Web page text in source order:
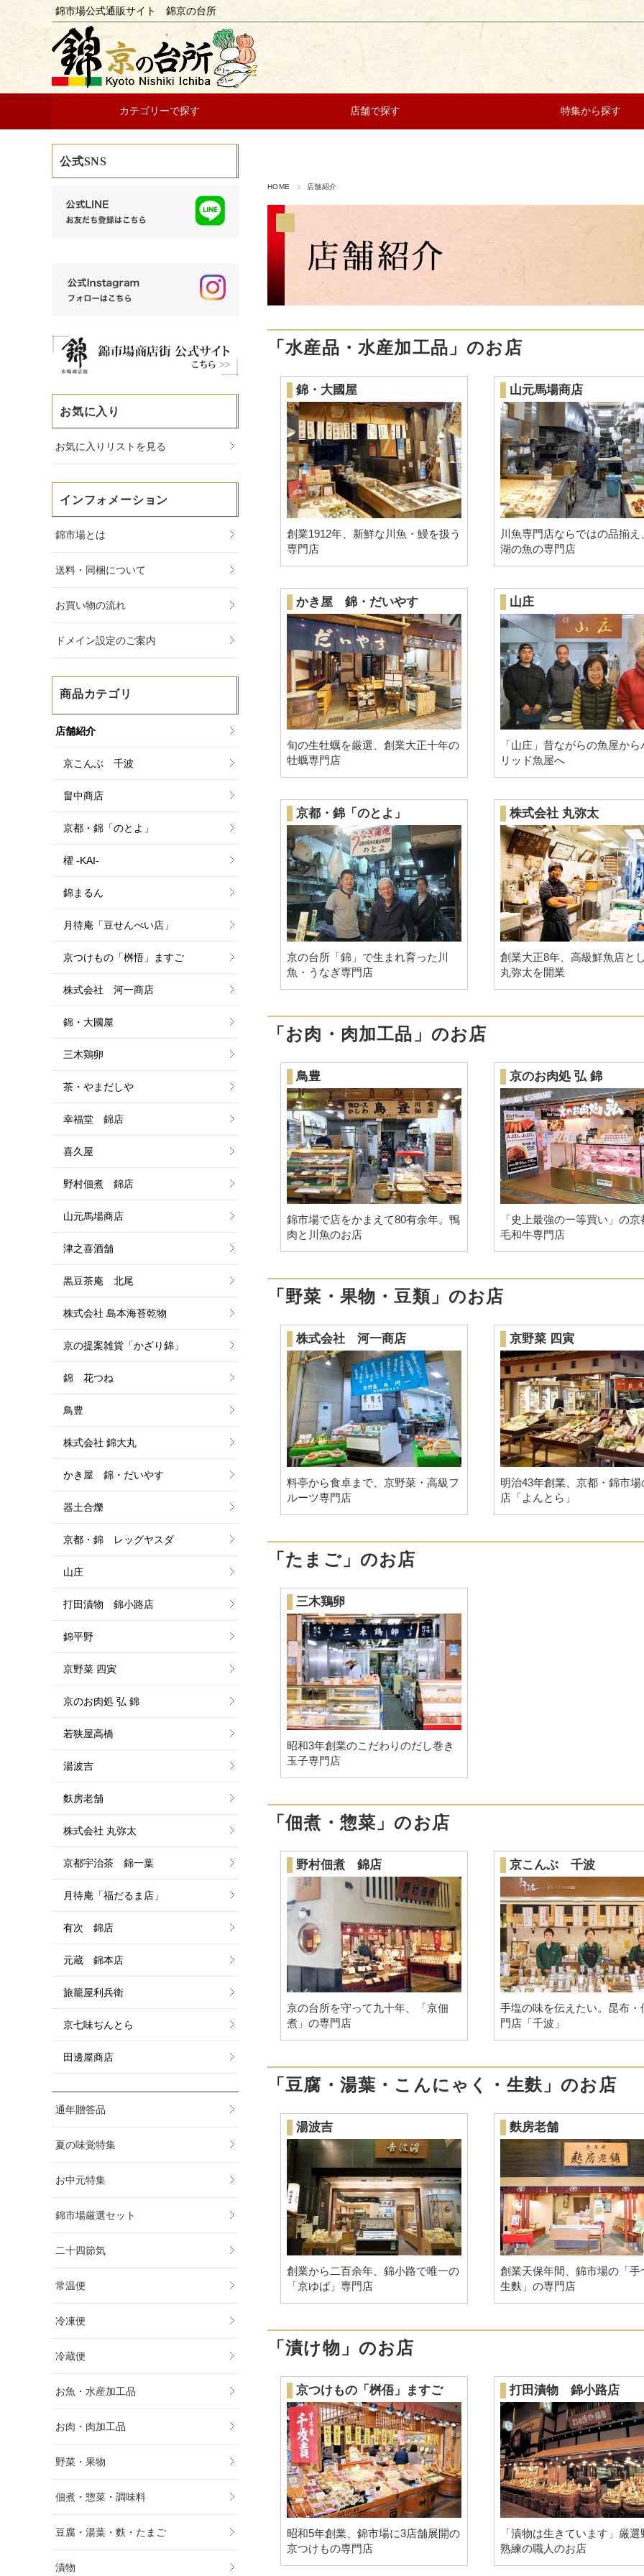
錦市場公式通販サイト 錦京の台所
カテゴリーで探す 店舗で探す 特集から探す
HOME 店舗紹介
「水産品・水産加工品」のお店
錦・大國屋
創業1912年、新鮮な川魚・鰻を扱う
専門店
山元馬場商店
川魚専門店ならではの品揃え
湖の魚の専門店
かき屋 錦・だいやす
旬の生牡蠣を厳選、創業大正十年の
牡蠣専門店
山庄
「山庄」昔ながらの魚屋か
リッド魚屋へ
京都・錦「のとよ」
京の台所「錦」で生まれ育った川
魚・うなぎ専門店
株式会社 丸弥太
創業大正8年、高級鮮魚店と
丸弥太を開業
「お肉・肉加工品」のお店
鳥豊
錦市場で店をかまえて80有余年。鴨
肉と川魚のお店
京のお肉処 弘 錦
「史上最強の一等買い」の
毛和牛専門店
「野菜・果物・豆類」のお店
株式会社 河一商店
料亭から食卓まで、京野菜・高級フ
ルーツ専門店
京野菜 四寅
明治43年創業、京都・錦市場
店「よんとら」
「たまご」のお店
三木鶏卵
昭和3年創業のこだわりのだし巻き
玉子専門店
「佃煮・惣菜」のお店
野村佃煮 錦店
京の台所を守って九十年、「京佃
煮」の専門店
京こんぶ 千波
手塩の味を伝えたい。昆布・
門店「千波」
「豆腐・湯葉・こんにゃく・生麩」のお店
湯波吉
創業から二百余年、錦小路で唯一の
「京ゆば」専門店
麩房老舗
創業天保年間、錦市場の「手
生麩」の専門店
「漬け物」のお店
京つけもの「桝俉」ますご
昭和5年創業、錦市場に3店舗展開の
京つけもの専門店
打田漬物 錦小路店
「漬物は生きています」厳
熟練の職人のお店
公式SNS
お気に入り
お気に入りリストを見る
インフォメーション
錦市場とは
送料・同梱について
お買い物の流れ
ドメイン設定のご案内
商品カテゴリ
店舗紹介
京こんぶ 千波
畠中商店
京都・錦「のとよ」
櫂 -KAI-
錦まるん
月待庵「豆せんべい店」
京つけもの「桝悟」ますご
株式会社 河一商店
錦・大國屋
三木鶏卵
茶・やまだしや
幸福堂 錦店
喜久屋
野村佃煮 錦店
山元馬場商店
津之喜酒舗
黒豆茶庵 北尾
株式会社 島本海苔乾物
京の提案雑貨「かざり錦」
錦 花つね
鳥豊
株式会社 錦大丸
かき屋 錦・だいやす
器土合爍
京都・錦 レッグヤスダ
山庄
打田漬物 錦小路店
錦平野
京野菜 四寅
京のお肉処 弘 錦
若狭屋高橋
湯波吉
麩房老舗
株式会社 丸弥太
京都宇治茶 錦一葉
月待庵「福だるま店」
有次 錦店
元蔵 錦本店
旅籠屋利兵衛
京七味ぢんとら
田邊屋商店
通年贈答品
夏の味覚特集
お中元特集
錦市場厳選セット
二十四節気
常温便
冷凍便
冷蔵便
お魚・水産加工品
お肉・肉加工品
野菜・果物
佃煮・惣菜・調味料
豆腐・湯葉・麩・たまご
漬物